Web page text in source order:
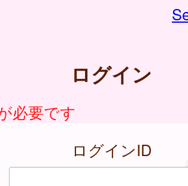
ログイン
必要です
ログインID